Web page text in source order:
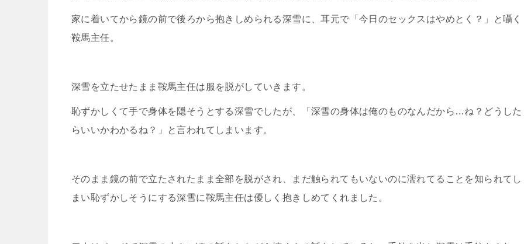
家に着いてから鏡の前で後ろから抱きしめられる深雪に、耳元で「今日のセックスはやめとく？」と囁く
鞍馬主任。
深雪を立たせたまま鞍馬主任は服を脱がしていきます。
恥ずかしくて手で身体を隠そうとする深雪でしたが、「深雪の身体は俺のものなんだから…ね？どうした
らいいかわかるね？」と言われてしまいます。
そのまま鏡の前で立たされたまま全部を脱がされ、まだ触られてもいないのに濡れてることを知られてし
まい恥ずかしそうにする深雪に鞍馬主任は優しく抱きしめてくれました。